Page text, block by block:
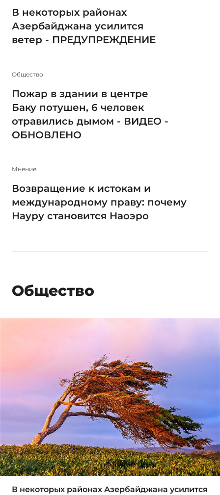
В некоторых районах
Азербайджана усилится
ветер - ПРЕДУПРЕЖДЕНИЕ
Общество
Пожар в здании в центре
Баку потушен, 6 человек
отравились дымом - ВИДЕО -
ОБНОВЛЕНО
Мнение
Возвращение к истокам и
международному праву: почему
Науру становится Наоэро
Общество
В некоторых районах Азербайджана усилится